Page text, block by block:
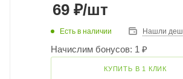
69 ₽/шт
Есть в наличии Нашли
Начислим бонусов: 1 ₽
КУПИТЬ В 1 КЛИК